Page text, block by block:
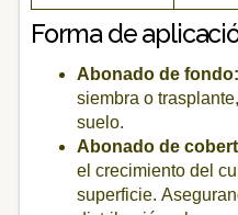
Forma de
Abonado de fondo:
siembra o
suelo.
Abonado de
el crecimiento del
superficie.